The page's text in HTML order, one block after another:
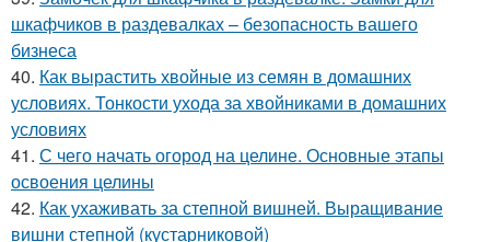
шкафчиков в раздевалках – безопасность вашего
бизнеса
40. Как вырастить хвойные из семян в домашних
условиях. Тонкости ухода за хвойниками в домашних
условиях
41. С чего начать огород на целине. Основные этапы
освоения целины
42. Как ухаживать за степной вишней. Выращивание
вишни степной (кустарниковой)